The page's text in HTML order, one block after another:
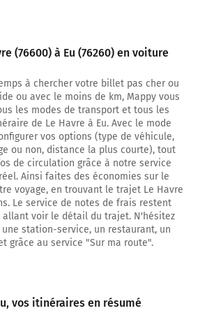
continuer sur 1,4 kilomètre
(Boulevard de Léningrad) sur 650
D6015 (Boulevard de Léningrad) sur 1,9
(76600) à Eu (76260) en voiture
à chercher votre billet pas cher ou
ou avec le moins de km, Mappy vous
les modes de transport et tous les
de Le Havre à Eu. Avec le mode
vos options (type de véhicule,
ou non, distance la plus courte), tout
de circulation grâce à notre service
Ainsi faites des économies sur le
voyage, en trouvant le trajet Le Havre
Le service de notes de frais restent
voir le détail du trajet. N'hésitez
station-service, un restaurant, un
grâce au service "Sur ma route".
, vos itinéraires en résumé